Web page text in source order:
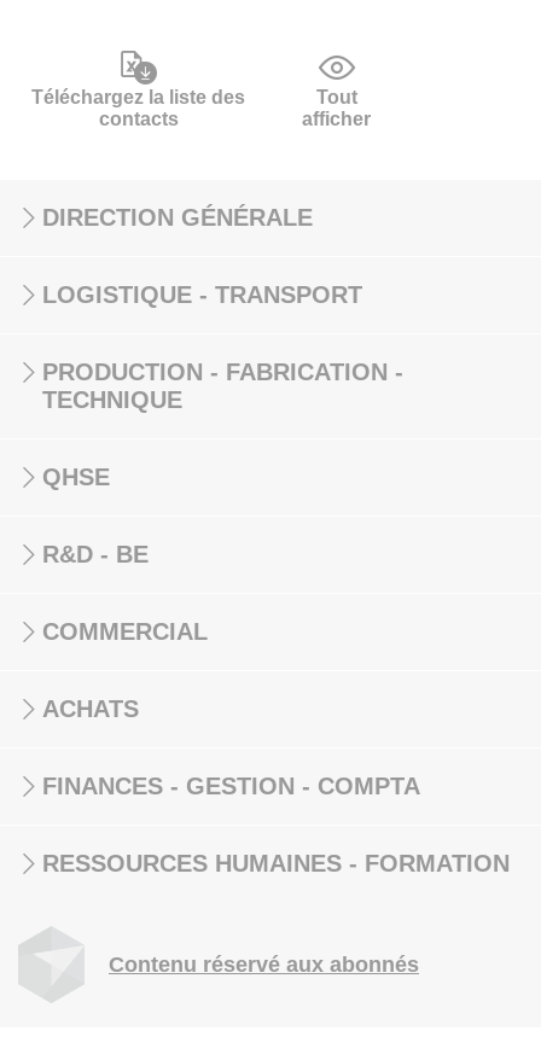
Téléchargez la liste des
contacts
Tout
afficher
DIRECTION GÉNÉRALE
LOGISTIQUE - TRANSPORT
PRODUCTION - FABRICATION -
TECHNIQUE
QHSE
R&D - BE
COMMERCIAL
ACHATS
FINANCES - GESTION - COMPTA
RESSOURCES HUMAINES - FORMATION
Contenu réservé aux abonnés